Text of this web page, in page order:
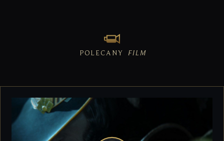
POLECANY FILM